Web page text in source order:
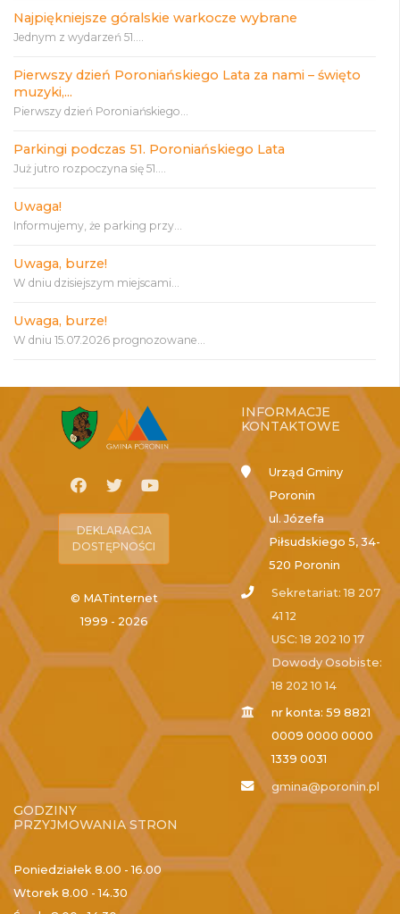
Najpiękniejsze góralskie warkocze wybrane
Jednym z wydarzeń 51....
Pierwszy dzień Poroniańskiego Lata za nami – święto
muzyki,...
Pierwszy dzień Poroniańskiego...
Parkingi podczas 51. Poroniańskiego Lata
Już jutro rozpoczyna się 51....
Uwaga!
Informujemy, że parking przy...
Uwaga, burze!
W dniu dzisiejszym miejscami...
Uwaga, burze!
W dniu 15.07.2026 prognozowane...
DEKLARACJA
DOSTĘPNOŚCI
© MATinternet
1999 - 2026
INFORMACJE
KONTAKTOWE
Urząd Gminy
Poronin
ul. Józefa
Piłsudskiego 5, 34-
520 Poronin
Sekretariat: 18 207
41 12
USC: 18 202 10 17
Dowody Osobiste:
18 202 10 14
nr konta: 59 8821
0009 0000 0000
1339 0031
gmina@poronin.pl
GODZINY
PRZYJMOWANIA STRON
Poniedziałek 8.00 - 16.00
Wtorek 8.00 - 14.30